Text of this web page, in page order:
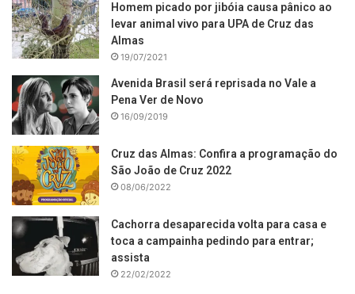
Homem picado por jibóia causa pânico ao
levar animal vivo para UPA de Cruz das
Almas
19/07/2021
Avenida Brasil será reprisada no Vale a
Pena Ver de Novo
16/09/2019
Cruz das Almas: Confira a programação do
São João de Cruz 2022
08/06/2022
Cachorra desaparecida volta para casa e
toca a campainha pedindo para entrar;
assista
22/02/2022